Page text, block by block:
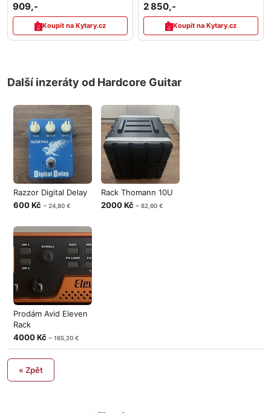
909,-
Koupit na Kytary.cz
2 850,-
Koupit na Kytary.cz
Další inzeráty od Hardcore Guitar
Razzor Digital Delay
600 Kč ~ 24,80 €
Rack Thomann 10U
2000 Kč ~ 82,60 €
Prodám Avid Eleven
Rack
4000 Kč ~ 165,20 €
« Zpět